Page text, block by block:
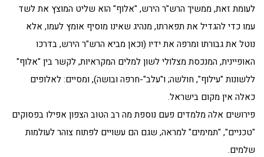
לעומת זאת, ממשיך הרש"ר הירש, "אלוף" הוא שליט המוצץ את לשד
עמו כדי להגדיל את תפארתו, מנהיג שאינו מוסיף אומץ לעמו, אלא
נוטל את גבורתו ומרפה את ידיו (וכאן מביא הרש"ר הירש, בדרכו
האופיינית, המנכסת מצלולי לשון למלים המקראיות, לקשר בין "אלוף"
ללשונות "עילוף", חולשה; ו"עלב"-חרפה ובושה), ומסיים: לאלופים
כאלה אין מקום בישראל.
פירושים אלה מלמדים פעם נוספת מה רב הטוב הצפון אפילו בפסוקים
"טכניים", "תמימים" למראה, שגם הם עשויים לפתוח צוהר לעולמות
שלמים.